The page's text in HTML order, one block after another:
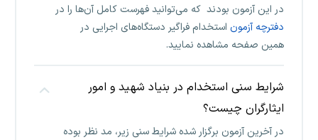
در این آزمون بودند که می‌توانید فهرست کامل آن‌ها را در
دفترچه آزمون استخدام فراگیر دستگاه‌های اجرایی در
همین صفحه مشاهده نمایید.
شرایط سنی استخدام در بنیاد شهید و امور
ایثارگران چیست؟
در آخرین آزمون برگزار شده شرایط سنی زیر، مد نظر بوده